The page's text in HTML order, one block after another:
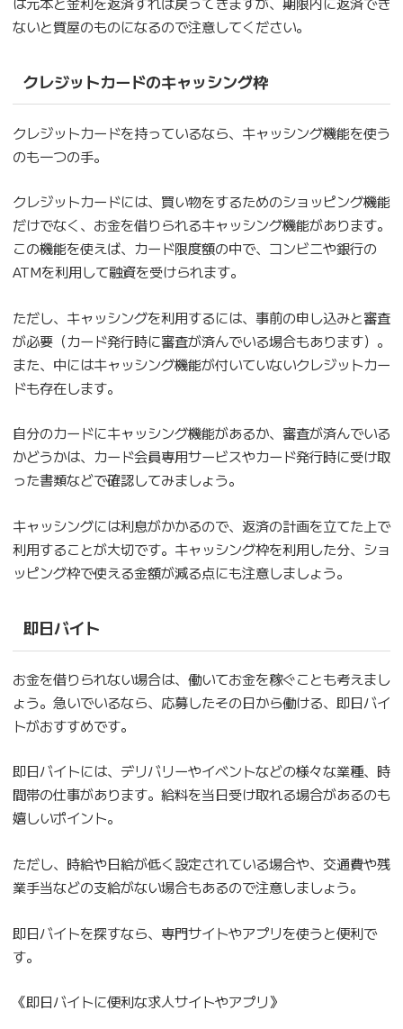
ないと質屋のものになるので注意してください。
クレジットカードのキャッシング枠
クレジットカードを持っているなら、キャッシング機能を使う
のも一つの手。
クレジットカードには、買い物をするためのショッピング機能
だけでなく、お金を借りられるキャッシング機能があります。
この機能を使えば、カード限度額の中で、コンビニや銀行の
ATMを利用して融資を受けられます。
ただし、キャッシングを利用するには、事前の申し込みと審査
が必要（カード発行時に審査が済んでいる場合もあります）。
また、中にはキャッシング機能が付いていないクレジットカー
ドも存在します。
自分のカードにキャッシング機能があるか、審査が済んでいる
かどうかは、カード会員専用サービスやカード発行時に受け取
った書類などで確認してみましょう。
キャッシングには利息がかかるので、返済の計画を立てた上で
利用することが大切です。キャッシング枠を利用した分、ショ
ッピング枠で使える金額が減る点にも注意しましょう。
即日バイト
お金を借りられない場合は、働いてお金を稼ぐことも考えまし
ょう。急いでいるなら、応募したその日から働ける、即日バイ
トがおすすめです。
即日バイトには、デリバリーやイベントなどの様々な業種、時
間帯の仕事があります。給料を当日受け取れる場合があるのも
嬉しいポイント。
ただし、時給や日給が低く設定されている場合や、交通費や残
業手当などの支給がない場合もあるので注意しましょう。
即日バイトを探すなら、専門サイトやアプリを使うと便利で
す。
《即日バイトに便利な求人サイトやアプリ》